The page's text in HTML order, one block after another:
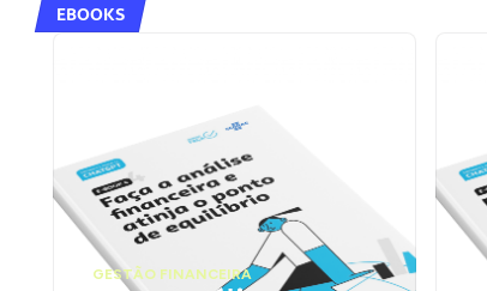
EBOOKS
GESTÃO FINANCEIRA